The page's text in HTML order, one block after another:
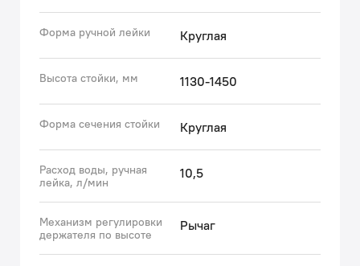
Форма ручной лейки Круглая
Высота стойки, мм 1130-1450
Форма сечения стойки Круглая
Расход воды, ручная
лейка, л/мин
10,5
Механизм регулировки
держателя по высоте
Рычаг